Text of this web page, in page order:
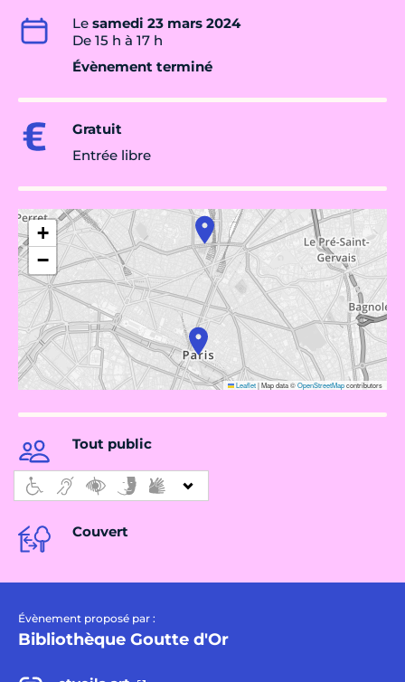
Le samedi 23 mars 2024
De 15 h à 17 h
Évènement terminé
Gratuit
Entrée libre
+
−
Leaflet|Map data ©OpenStreetMapcontributors
Tout public
Couvert
Évènement proposé par :
Bibliothèque Goutte d'Or